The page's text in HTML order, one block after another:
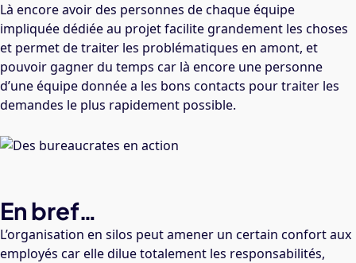
Là encore avoir des personnes de chaque équipe
impliquée dédiée au projet facilite grandement les choses
et permet de traiter les problématiques en amont, et
pouvoir gagner du temps car là encore une personne
d’une équipe donnée a les bons contacts pour traiter les
demandes le plus rapidement possible.
En bref…
L’organisation en silos peut amener un certain confort aux
employés car elle dilue totalement les responsabilités,